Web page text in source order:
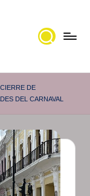
DE
DEL CARNAVAL